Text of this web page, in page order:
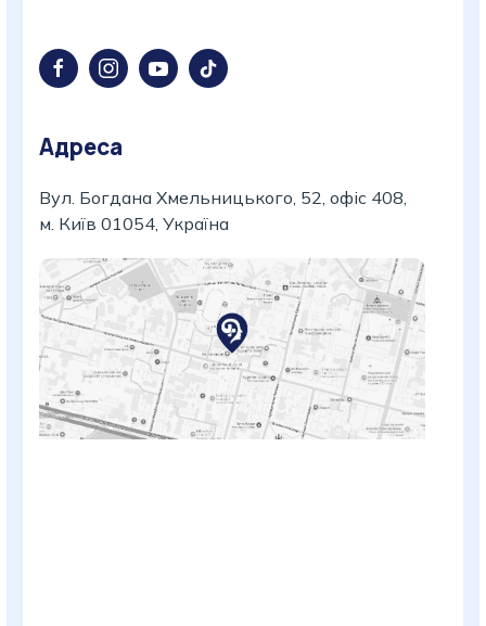
Адреса
Вул. Богдана Хмельницького, 52, офіс 408,
м. Київ 01054, Україна